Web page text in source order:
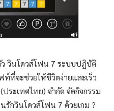
ว วินโดวส์โฟน 7 ระบบปฏิบัติ
ที่จะช่วยให้ชีวิตง่ายและเร็ว
ะเทศไทย) จำกัด จัดกิจกรรม
กวินโดวส์โฟน 7 ด้วยเกม ?